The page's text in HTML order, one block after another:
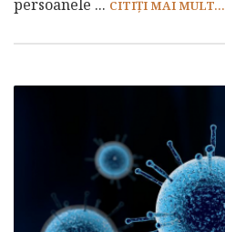
persoanele ... CITIȚI MAI MULT...